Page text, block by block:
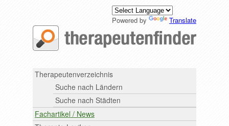
Powered by Translate
Therapeutenverzeichnis
Suche nach Ländern
Suche nach Städten
Fachartikel / News